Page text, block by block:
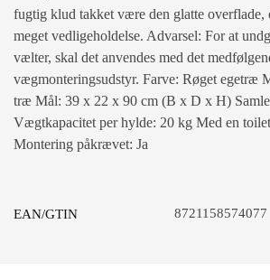
fugtig klud takket være den glatte
meget vedligeholdelse. Advarsel: For at
vælter, skal det anvendes med det
vægmonteringsudstyr. Farve: Røget egetræ
træ Mål: 39 x 22 x 90 cm (B x D x H)
Vægtkapacitet per hylde: 20 kg Med en
Montering påkrævet: Ja
EAN/GTIN 8721158574077